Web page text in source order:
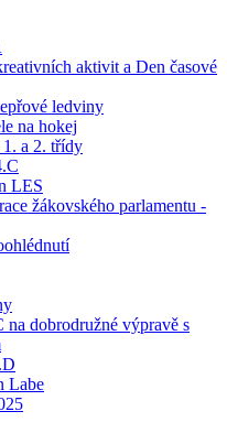
aktivit a Den časové
ledviny
na hokej
a 2. třídy
LES
žákovského parlamentu -
dobrodružné výpravě s
Labe